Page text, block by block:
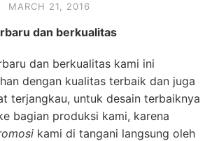
MARCH 21, 2016
dan berkualitas
dan berkualitas kami ini
dengan kualitas terbaik dan juga
terjangkau, untuk desain terbaiknya
bagian produksi kami, karena
kami di tangani langsung oleh